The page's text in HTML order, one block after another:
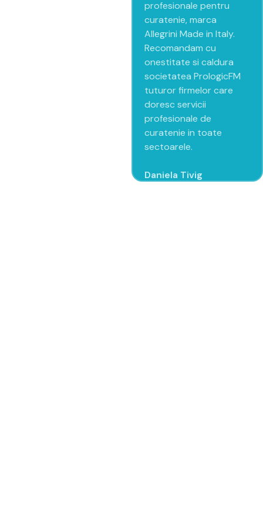
profesionale pentru
curatenie, marca
Allegrini Made in Italy.
Recomandam cu
onestitate si caldura
societatea PrologicFM
tuturor firmelor care
doresc servicii
profesionale de
curatenie in toate
sectoarele.
Daniela Tivig